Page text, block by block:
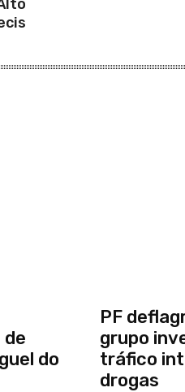
de
do
PF
grupo
tráfico
drogas